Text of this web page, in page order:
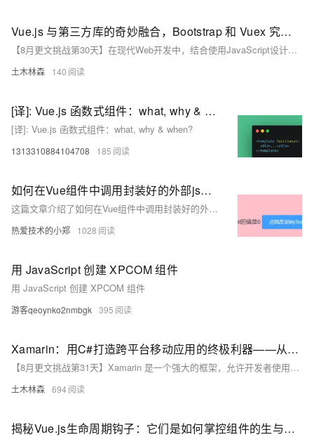
Vue.js 与第三方库的奇妙融合，Bootstrap 和 Vuex 究竟能带来何种意想不到的变革？
【8月更文挑战第30天】在现代Web开发中，结合使用JavaScript设计模式与框架如Vue.js能显著提升代码质量和项目的可维护性。本文探讨了常见JavaScript设计模式及其在Vue.js中的应用。通过具体示例介绍了工厂模式、单例模式和策略模式的应用场景及其实现方法。例如，工厂模式通过`NavFactory`根据用户角色动态创建不同的导航栏组件；单例模式则通过全局事件总线`eventBus`实现跨组件通信；策略模式用于处理不同的表单验证规则。这些设计模式的应用不仅提高了代码的复用性和可维护性，还使得Vue应用更加模块化和灵活。
土木林森 140
[译]: Vue.js 函数式组件：what, why & when?
[译]: Vue.js 函数式组件：what, why & when?
1313310884104708 185
如何在Vue组件中调用封装好的外部js文件方法
这篇文章介绍了如何在Vue组件中调用封装好的外部js文件方法，包括在Vue项目中全局引入外部js文件，并在组件中通过this.$myMethod()的方式调用外部js文件中定义的方法。
热爱技术的小郑 1028
用 JavaScript 创建 XPCOM 组件
用 JavaScript 创建 XPCOM 组件
游客qeoynko2nmbgk 395
Xamarin：用C#打造跨平台移动应用的终极利器——从零开始构建你的第一个iOS与Android通用App，体验前所未有的高效与便捷开发之旅
【8月更文挑战第31天】Xamarin 是一个强大的框架，允许开发者使用单一的 C# 代码库构建高性能的原生移动应用，支持 iOS、Android 和 Windows 平台。作为微软的一部分，Xamarin 充分利用了 .NET 框架的强大功能，提供了丰富的 API 和工具集，简化了跨平台移动应用开发。本文通过一个简单的示例应用介绍了如何使用 Xamarin.Forms 快速创建跨平台应用，包括设置开发环境、定义用户界面和实现按钮点击事件处理逻辑。这个示例展示了 Xamarin.Forms 的基本功能，帮助开发者提高开发效率并实现一致的用户体验。
土木林森 694
揭秘Vue.js生命周期钩子：它们是如何掌控组件的生与死？